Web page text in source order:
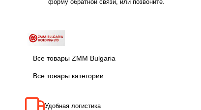
форму обратной связи, или позвоните.
Все товары ZMM Bulgaria
Все товары категории
Удобная логистика